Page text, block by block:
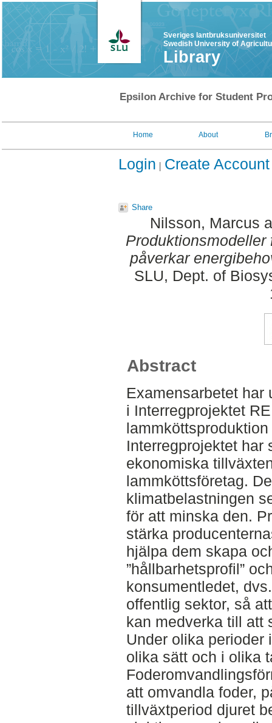
Sveriges lantbruksuniversitet
Swedish University of
Library
Epsilon Archive for Student
Home About
Login Create Account
Share
Nilsson, Marcus
påverkar
SLU, Dept. of
Abstract
Examensarbetet har
i Interregprojektet
Interregprojektet har
ekonomiska
lammköttsföretag.
klimatbelastningen
för att minska den.
stärka
hjälpa dem skapa
”hållbarhetsprofil”
konsumentledet,
offentlig sektor, så
kan medverka till att
Under olika perioder
olika sätt och i olika
att omvandla foder,
tillväxtperiod djuret